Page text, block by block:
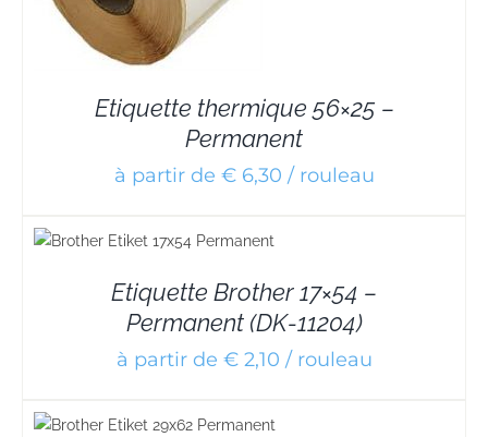
Etiquette thermique 56×25 –
Permanent
à partir de € 6,30 / rouleau
Etiquette Brother 17×54 –
Permanent (DK-11204)
à partir de € 2,10 / rouleau